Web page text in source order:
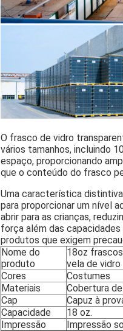
O frasco de vidro
vários tamanhos, incluindo
espaço, proporcionando
que o conteúdo do frasco
Uma característica
para proporcionar um nível
abrir para as crianças,
força além das
produtos que exigem
Nome do
produto
18oz
vela de vidro
Cores
Costumes
Materiais
Cobertura
Cap
Capuz à
Capacidade
18 oz.
Impressão
Impressão